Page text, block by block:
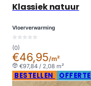
Klassiek natuur
Vloerverwarming
(0)
€46,95/m²
€97,84 / 2,08 m²
BESTELLEN OFFERTE